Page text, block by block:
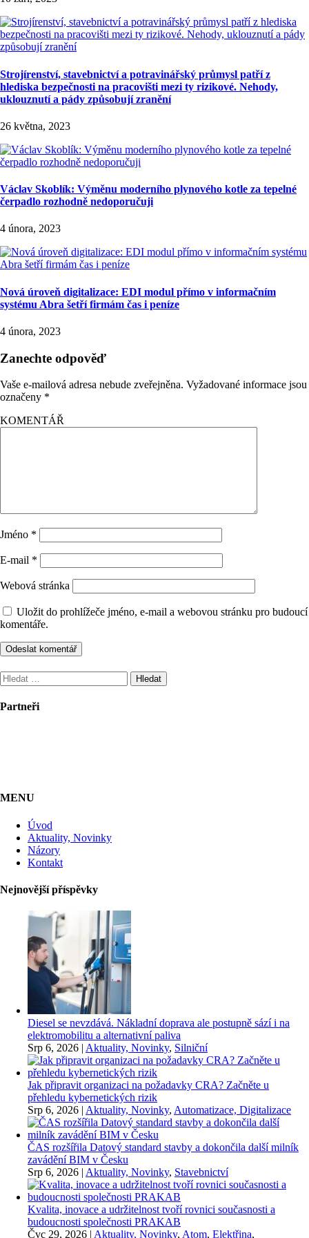
Strojírenství, stavebnictví a potravinářský průmysl patří z
hlediska bezpečnosti na pracovišti mezi ty rizikové. Nehody,
uklouznutí a pády způsobují zranění
26 května, 2023
Václav Skoblík: Výměnu moderního plynového kotle za tepelné
čerpadlo rozhodně nedoporučuji
4 února, 2023
Nová úroveň digitalizace: EDI modul přímo v informačním
systému Abra šetří firmám čas i peníze
4 února, 2023
Zanechte odpověď
Vaše e-mailová adresa nebude zveřejněna. Vyžadované informace jsou
označeny *
KOMENTÁŘ
Jméno *
E-mail *
Webová stránka
Uložit do prohlížeče jméno, e-mail a webovou stránku pro budoucí
komentáře.
Vyhledávání
Partneři
MENU
Úvod
Aktuality, Novinky
Názory
Kontakt
Nejnovější příspěvky
Diesel se nevzdává. Nákladní doprava ale postupně sází i na
elektromobilitu a alternativní paliva
Srp 6, 2026 | Aktuality, Novinky, Silniční
Jak připravit organizaci na požadavky CRA? Začněte u
přehledu kybernetických rizik
Srp 6, 2026 | Aktuality, Novinky, Automatizace, Digitalizace
ČAS rozšířila Datový standard stavby a dokončila další milník
zavádění BIM v Česku
Srp 6, 2026 | Aktuality, Novinky, Stavebnictví
Kvalita, inovace a udržitelnost tvoří rovnici současnosti a
budoucnosti společnosti PRAKAB
Čvc 29, 2026 | Aktuality, Novinky, Atom, Elektřina,